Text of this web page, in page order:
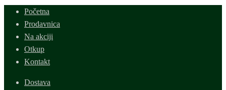
Početna
Prodavnica
Na akciji
Otkup
Kontakt
Dostava